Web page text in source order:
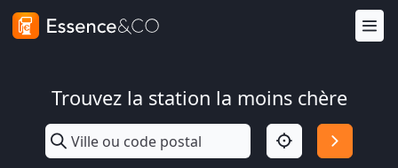
Trouvez la station la moins chère